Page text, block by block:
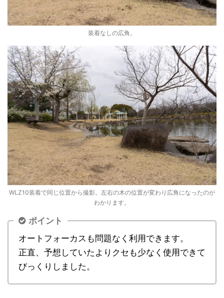
装着なしの広角。
WLZ10装着で同じ位置から撮影。左右の木の位置が変わり広角になったのが
わかります。
ポイント
オートフォーカスも問題なく利用できます。
正直、予想していたよりクセも少なく使用できて
びっくりしました。